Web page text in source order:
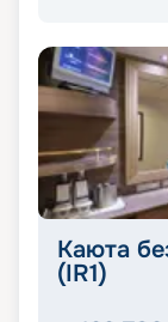
Каюта
(IR1)